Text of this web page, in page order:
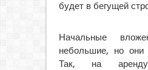
будет в бегущей
Начальные
небольшие, но
Так, на